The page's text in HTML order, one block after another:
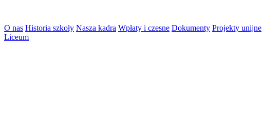
O nas Historia szkoły Nasza kadra Wpłaty i czesne Dokumenty Projekty unijne
Liceum